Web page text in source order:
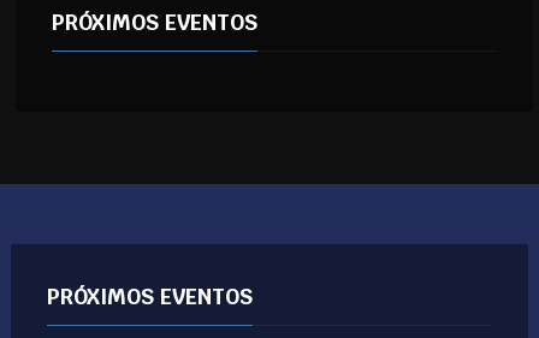
PRÓXIMOS EVENTOS
PRÓXIMOS EVENTOS